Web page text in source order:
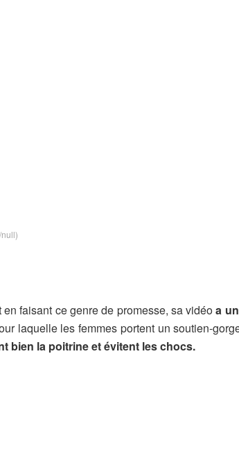
faisant ce genre de promesse, sa vidéoa
laquelle les femmes portent un soutien-
bien la poitrine et évitent les chocs.